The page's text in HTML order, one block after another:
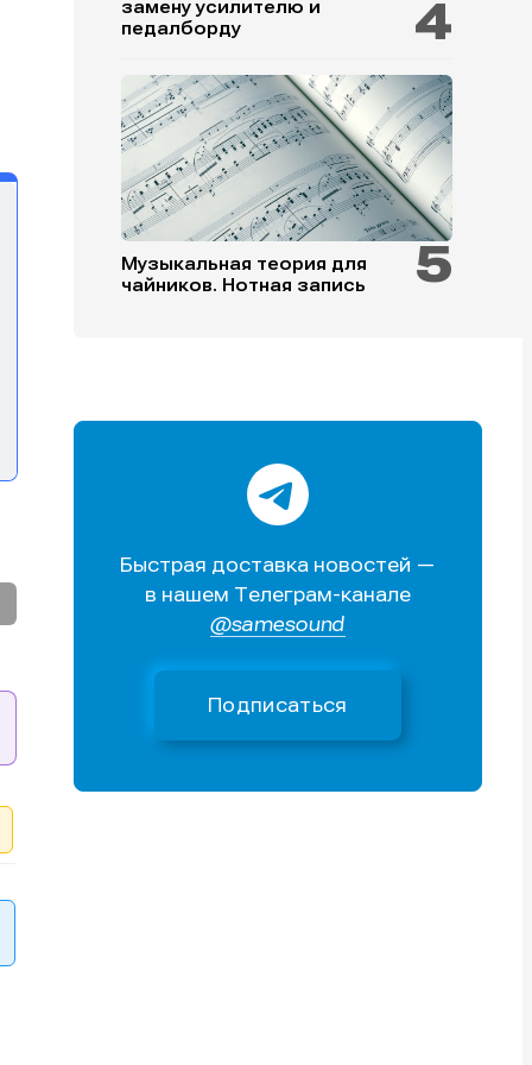
замену усилителю и
педалборду
Музыкальная теория для
чайников. Нотная запись
Быстрая доставка новостей —
в нашем Телеграм-канале
@samesound
Подписаться